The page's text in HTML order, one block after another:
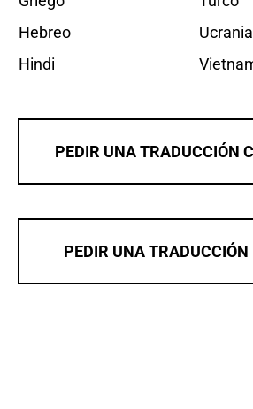
Hebreo
Hindi
PEDIR UNA TRADUCCIÓN
PEDIR UNA TRADUCCIÓN